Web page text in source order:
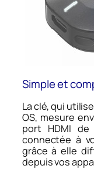
Simple et
La clé, qui
OS, mesure
port HDMI de
connectée à
grâce à elle
depuis vos